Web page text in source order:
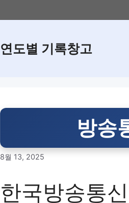
연도별 기록창고
방송
8월 13, 2025
한국방송통